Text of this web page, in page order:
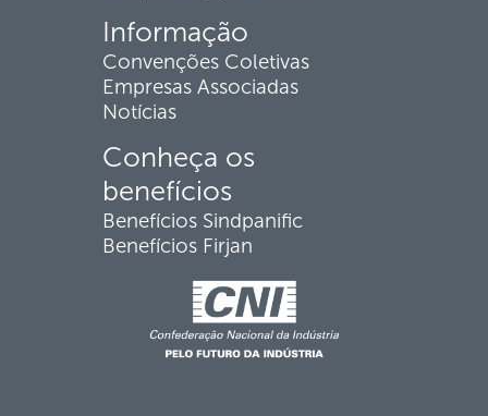
Informação
Convenções Coletivas
Empresas Associadas
Notícias
Conheça os
benefícios
Benefícios Sindpanific
Benefícios Firjan